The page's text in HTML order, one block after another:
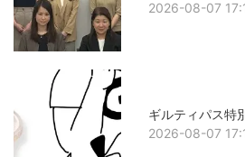
2026-08-07
ギルティパス特
2026-08-07